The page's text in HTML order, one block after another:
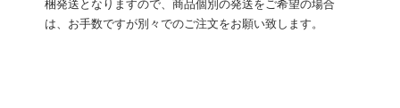
梱発送となりますので、商品個別の発送をご希望の場合
は、お手数ですが別々でのご注文をお願い致します。